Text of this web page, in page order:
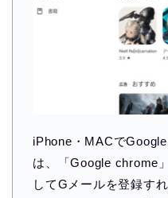
iPhone・MACで
は、「Google chrome
してGメールを登録す